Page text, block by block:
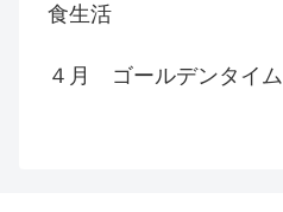
食生活
４月 ゴールデンタイム